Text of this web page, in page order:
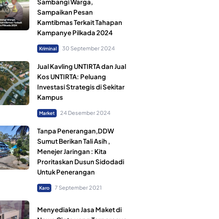
Sambangi Warga,
Sampaikan Pesan
Kamtibmas Terkait Tahapan
Kampanye Pilkada 2024
Kriminal 30 September 2024
Jual Kavling UNTIRTA dan Jual
Kos UNTIRTA: Peluang
Investasi Strategis di Sekitar
Kampus
Market 24 Desember 2024
Tanpa Penerangan,DDW
Sumut Berikan Tali Asih ,
Menejer Jaringan : Kita
Proritaskan Dusun Sidodadi
Untuk Penerangan
Karo 7 September 2021
Menyediakan Jasa Maket di